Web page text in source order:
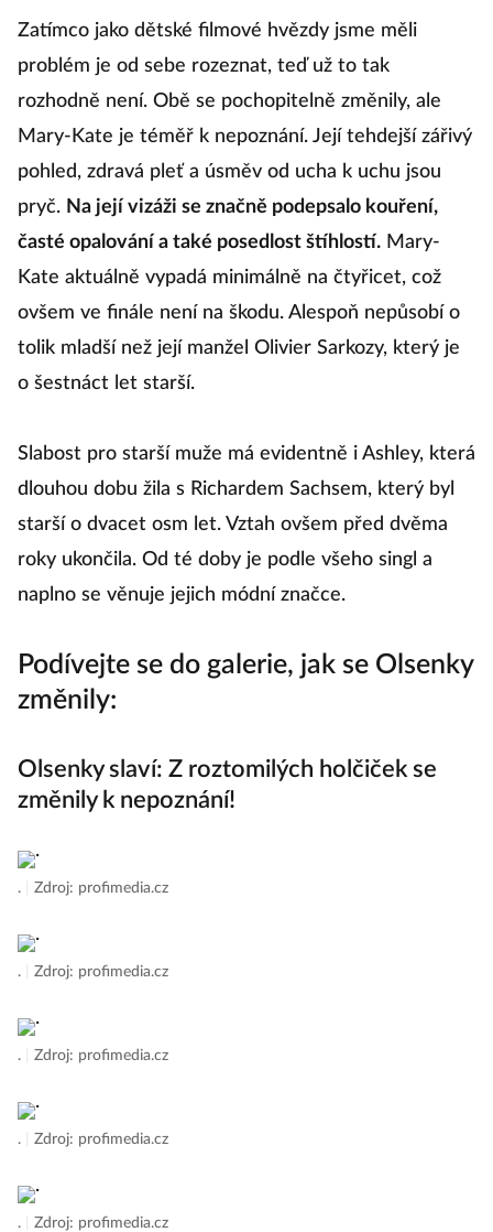
Zatímco jako dětské filmové hvězdy jsme měli
problém je od sebe rozeznat, teď už to tak
rozhodně není. Obě se pochopitelně změnily, ale
Mary-Kate je téměř k nepoznání. Její tehdejší zářivý
pohled, zdravá pleť a úsměv od ucha k uchu jsou
pryč. Na její vizáži se značně podepsalo kouření,
časté opalování a také posedlost štíhlostí. Mary-
Kate aktuálně vypadá minimálně na čtyřicet, což
ovšem ve finále není na škodu. Alespoň nepůsobí o
tolik mladší než její manžel Olivier Sarkozy, který je
o šestnáct let starší.
Slabost pro starší muže má evidentně i Ashley, která
dlouhou dobu žila s Richardem Sachsem, který byl
starší o dvacet osm let. Vztah ovšem před dvěma
roky ukončila. Od té doby je podle všeho singl a
naplno se věnuje jejich módní značce.
Podívejte se do galerie, jak se Olsenky
změnily:
Olsenky slaví: Z roztomilých holčiček se
změnily k nepoznání!
. Zdroj: profimedia.cz
. Zdroj: profimedia.cz
. Zdroj: profimedia.cz
. Zdroj: profimedia.cz
. Zdroj: profimedia.cz